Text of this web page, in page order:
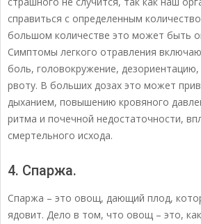
справиться с определенным
большом количестве это может быть
Симптомы легкого отравления
боль, головокружение,
рвоту. В больших дозах это может
дыханием, повышению кровяного
ритма и почечной недостаточности,
смертельного исхода.
4. Спаржа.
Спаржа – это овощ, дающий плод,
ядовит. Дело в том, что овощ – это,